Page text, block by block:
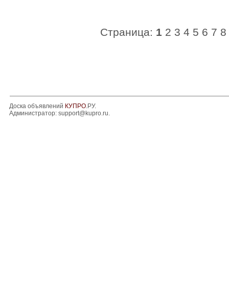
Страница: 1 2 3 4 5 6 7 8
Доска объявлений КУПРО.РУ.
Администратор: support@kupro.ru.